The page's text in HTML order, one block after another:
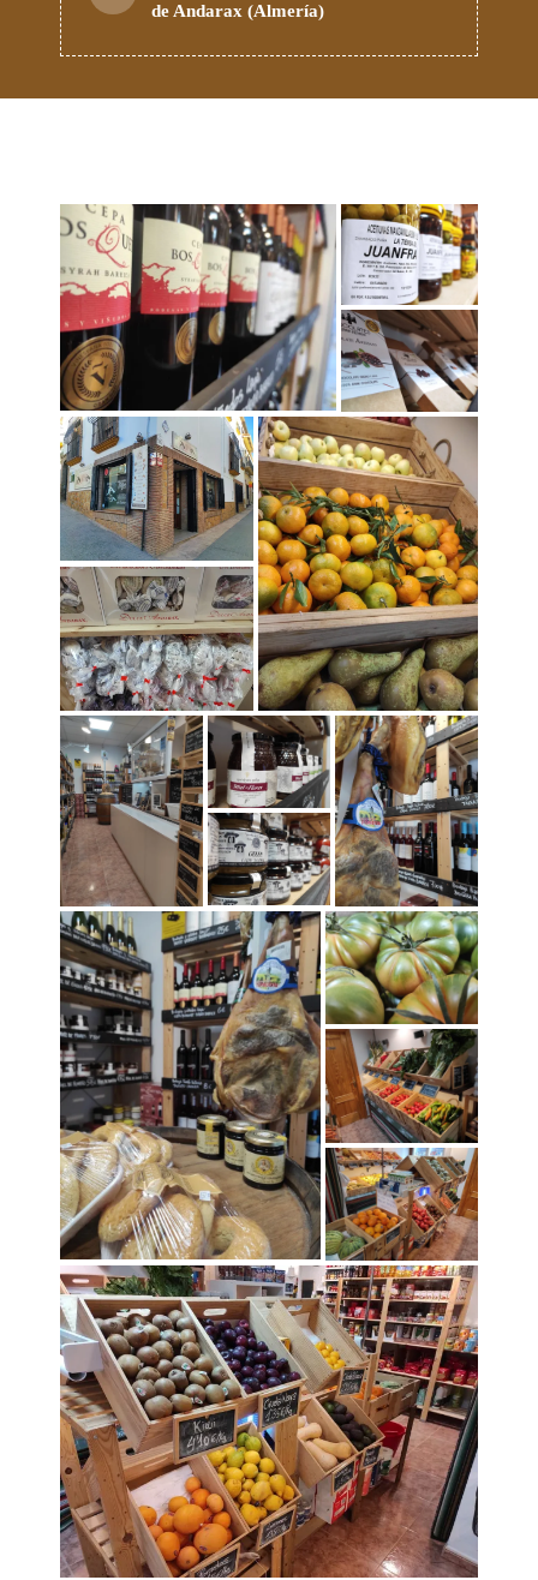
de Andarax (Almería)